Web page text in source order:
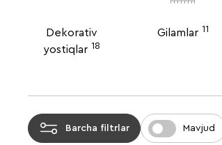
Dekorativ
yostiqlar 18
Gilamlar 11
Barcha filtrlar Mavjud